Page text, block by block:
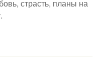
страсть, планы на